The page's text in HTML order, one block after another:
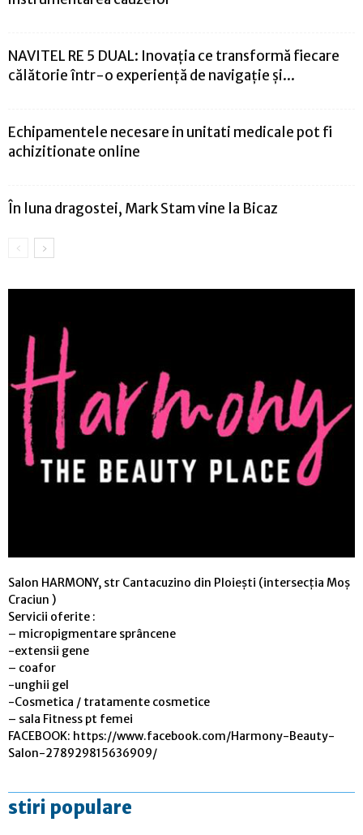
NAVITEL RE 5 DUAL: Inovația ce transformă fiecare
călătorie într-o experiență de navigație și...
Echipamentele necesare in unitati medicale pot fi
achizitionate online
În luna dragostei, Mark Stam vine la Bicaz
Salon HARMONY, str Cantacuzino din Ploiești (intersecția Moș
Craciun )
Servicii oferite :
– micropigmentare sprâncene
-extensii gene
– coafor
-unghii gel
-Cosmetica / tratamente cosmetice
– sala Fitness pt femei
FACEBOOK: https://www.facebook.com/Harmony-Beauty-
Salon-278929815636909/
stiri populare